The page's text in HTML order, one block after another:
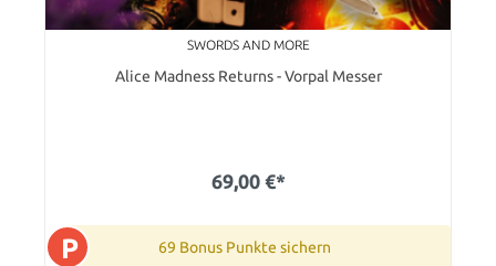
SWORDS AND MORE
Alice Madness Returns - Vorpal Messer
69,00 €*
P 69 Bonus Punkte sichern